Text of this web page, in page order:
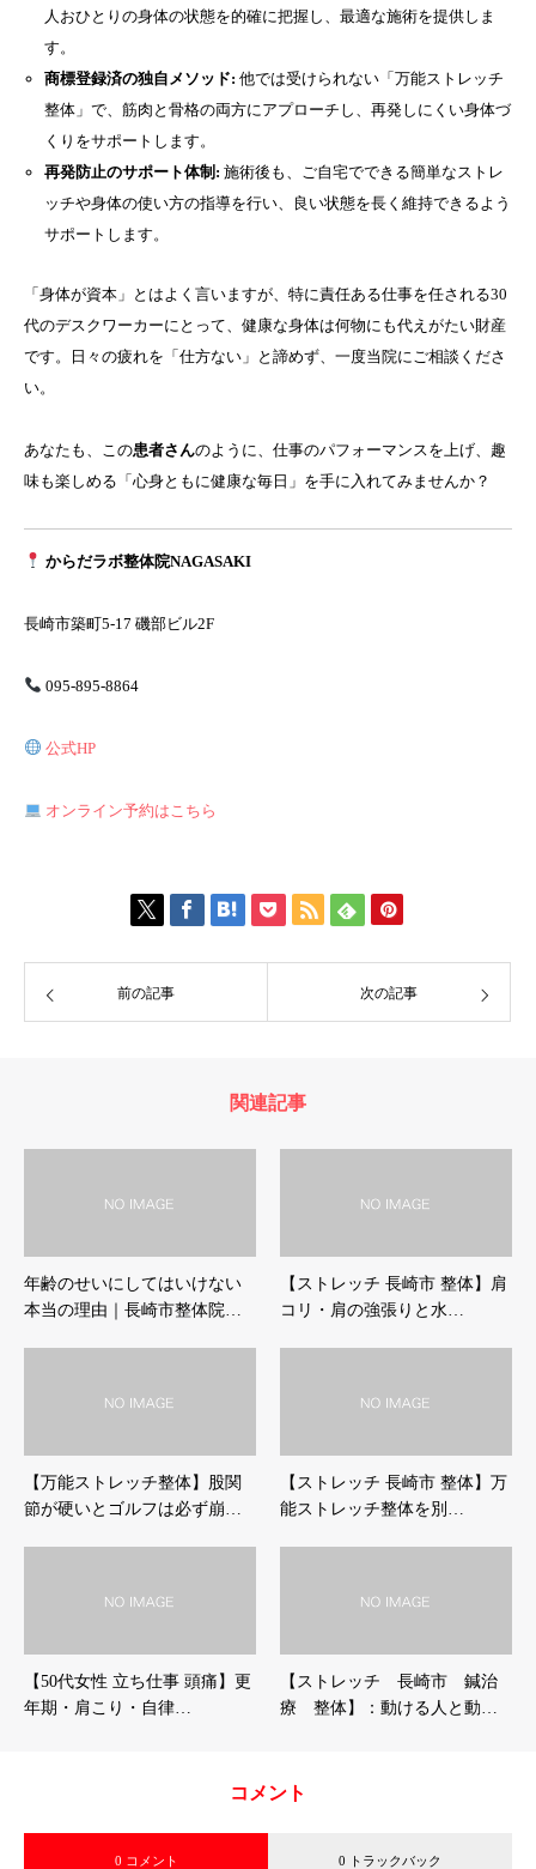
人おひとりの身体の状態を的確に把握し、最適な施術を提供しま
す。
商標登録済の独自メソッド: 他では受けられない「万能ストレッチ
整体」で、筋肉と骨格の両方にアプローチし、再発しにくい身体づ
くりをサポートします。
再発防止のサポート体制: 施術後も、ご自宅でできる簡単なストレ
ッチや身体の使い方の指導を行い、良い状態を長く維持できるよう
サポートします。
「身体が資本」とはよく言いますが、特に責任ある仕事を任される30
代のデスクワーカーにとって、健康な身体は何物にも代えがたい財産
です。日々の疲れを「仕方ない」と諦めず、一度当院にご相談くださ
い。
あなたも、この患者さんのように、仕事のパフォーマンスを上げ、趣
味も楽しめる「心身ともに健康な毎日」を手に入れてみませんか？
からだラボ整体院NAGASAKI
長崎市築町5-17 磯部ビル2F
095-895-8864
公式HP
オンライン予約はこちら
前の記事 次の記事
関連記事
年齢のせいにしてはいけない
本当の理由｜長崎市整体院…
【ストレッチ 長崎市 整体】肩
コリ・肩の強張りと水…
【万能ストレッチ整体】股関
節が硬いとゴルフは必ず崩…
【ストレッチ 長崎市 整体】万
能ストレッチ整体を別…
【50代女性 立ち仕事 頭痛】更
年期・肩こり・自律…
【ストレッチ 長崎市 鍼治
療 整体】：動ける人と動…
コメント
0 コメント 0 トラックバック